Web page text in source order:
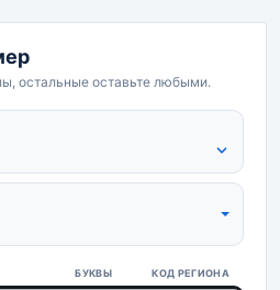
остальные оставьте любыми.
БУКВЫ КОД РЕГИОНА